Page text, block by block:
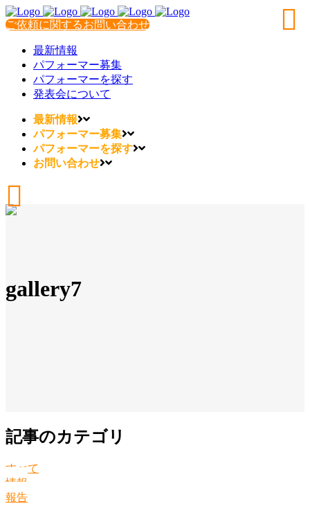
ご依頼に関するお問い合わせ
最新情報
パフォーマー募集
パフォーマーを探す
発表会について
最新情報
パフォーマー募集
パフォーマーを探す
お問い合わせ
gallery7
記事のカテゴリ
すべて
情報
報告